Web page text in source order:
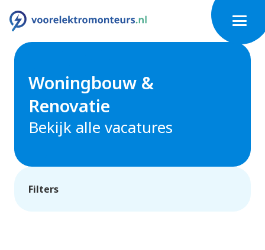
Woningbouw &
Renovatie
Bekijk alle vacatures
Filters